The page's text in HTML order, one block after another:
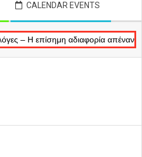
CALENDAR EVENTS
αδιαφορία απέναντι στις